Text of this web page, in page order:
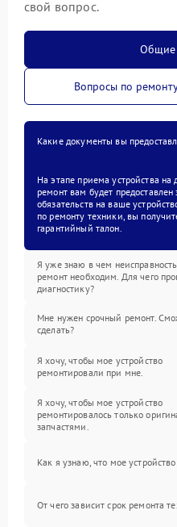
свой вопрос.
Общие
Вопросы по
Какие документы вы
На этапе приема устройства
ремонт вам будет
обязательств на ваше
по ремонту техники, вы
гарантийный талон.
Я уже знаю в чем
ремонт необходим. Для чего
диагностику?
Мне нужен срочный ремонт.
сделать?
Я хочу, чтобы мое устройство
ремонтировали при мне.
Я хочу, чтобы мое устройство
ремонтировалось только
запчастями.
Как я узнаю, что мое устройство
От чего зависит срок ремонта